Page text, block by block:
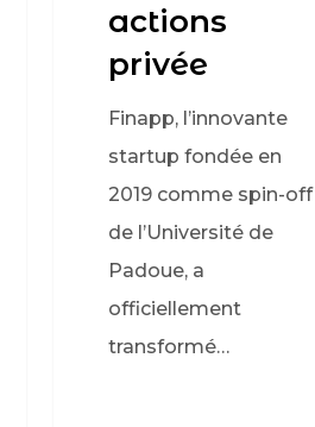
actions
privée
Finapp, l’innovante
startup fondée en
2019 comme spin-off
de l’Université de
Padoue, a
officiellement
transformé…